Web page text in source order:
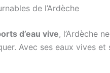
de l’Ardèche
d’eau vive, l’Ardèche
Avec ses eaux vives